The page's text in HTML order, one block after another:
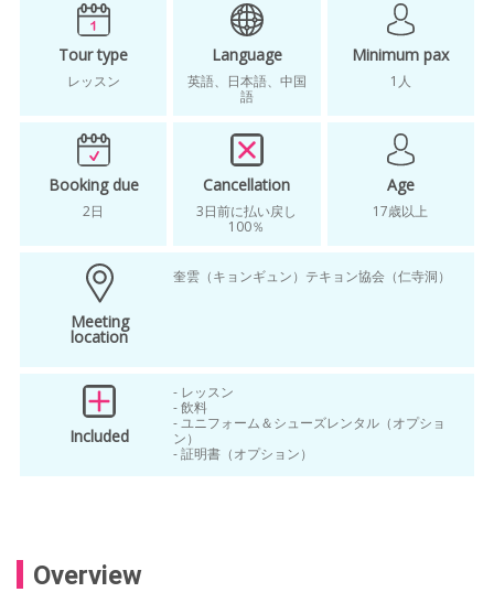
watch videos JP
キアン culture activity
Tour type
レッスン
Language
英語、日本語、中国
語
Minimum pax
1人
Booking due
2日
Cancellation
3日前に払い戻し
100％
Age
17歳以上
Meeting
location
奎雲（キョンギュン）テキョン協会（仁寺洞）
Included
- レッスン
- 飲料
- ユニフォーム＆シューズレンタル（オプショ
ン）
- 証明書（オプション）
Overview